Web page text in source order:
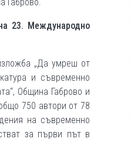
23. Международно
„Да умреш от
и съвременно
Община Габрово и
750 автори от 78
на съвременно
за първи път в